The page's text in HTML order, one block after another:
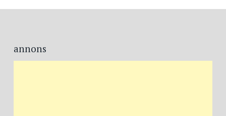
Post
navigation
annons